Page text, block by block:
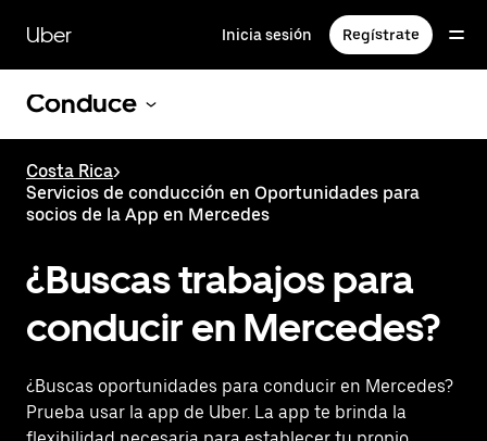
contenido
principal
Uber Inicia sesión Regístrate
Conduce
Costa Rica>
Servicios de conducción en Oportunidades para
socios de la App en Mercedes
¿Buscas trabajos para
conducir en Mercedes?
¿Buscas oportunidades para conducir en Mercedes?
Prueba usar la app de Uber. La app te brinda la